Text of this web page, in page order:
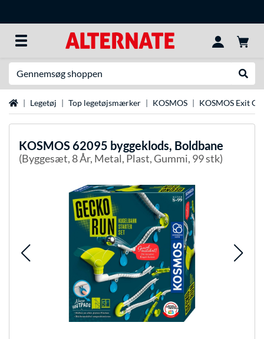
StartsideLegetøj Top legetøjsmærker KOSMOS KOSMOS Exit
KOSMOS 62095 byggeklods, Boldbane
(Byggesæt, 8 År, Metal, Plast, Gummi, 99 stk)